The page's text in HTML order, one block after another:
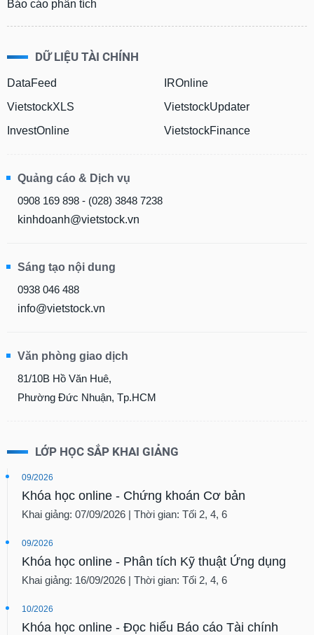
Báo cáo phân tích
DỮ LIỆU TÀI CHÍNH
DataFeed
VietstockXLS
InvestOnline
IROnline
VietstockUpdater
VietstockFinance
Quảng cáo & Dịch vụ
0908 169 898 - (028) 3848 7238
kinhdoanh@vietstock.vn
Sáng tạo nội dung
0938 046 488
info@vietstock.vn
Văn phòng giao dịch
81/10B Hồ Văn Huê,
Phường Đức Nhuận, Tp.HCM
LỚP HỌC SẮP KHAI GIẢNG
09/2026
Khóa học online - Chứng khoán Cơ bản
Khai giảng: 07/09/2026 | Thời gian: Tối 2, 4, 6
09/2026
Khóa học online - Phân tích Kỹ thuật Ứng dụng
Khai giảng: 16/09/2026 | Thời gian: Tối 2, 4, 6
10/2026
Khóa học online - Đọc hiểu Báo cáo Tài chính